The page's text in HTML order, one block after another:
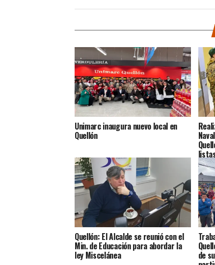
Unimarc inaugura nuevo local en
Quellón
Quellón: El Alcalde se reunió con el
Min. de Educación para abordar la
ley Miscelánea de